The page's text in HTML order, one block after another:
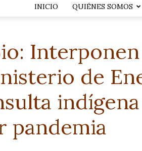
INICIO QUIÉNES SOMOS
de
pandemia